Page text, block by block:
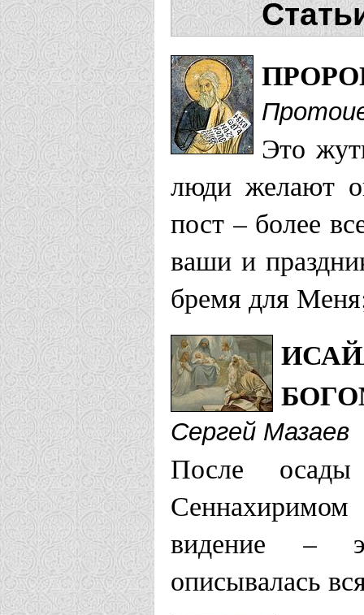
Это
люди желают
пост – более
ваши и
бремя для
Сергей Мазаев
После
видение –
описывалась